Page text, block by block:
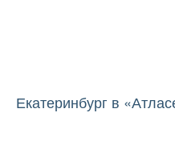
Екатеринбург в